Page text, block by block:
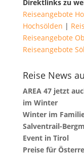
Direktlinks zu
Reiseangebote
Hochsölden |
Reiseangebote
Reiseangebote
Reise News
AREA 47 jetzt
im Winter
Winter im
Salventrail-
Event in Tirol
Preise für